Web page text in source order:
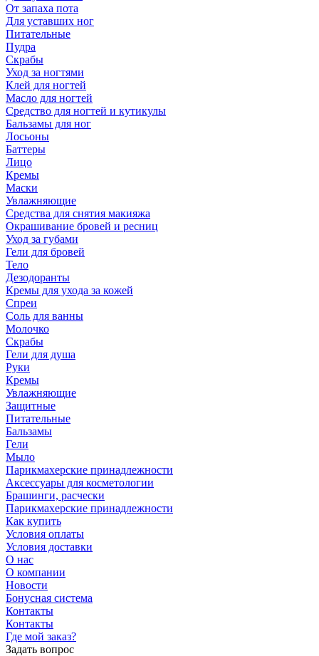
От запаха пота
Для уставших ног
Питательные
Пудра
Скрабы
Уход за ногтями
Клей для ногтей
Масло для ногтей
Средство для ногтей и кутикулы
Бальзамы для ног
Лосьоны
Баттеры
Лицо
Кремы
Маски
Увлажняющие
Средства для снятия макияжа
Окрашивание бровей и ресниц
Уход за губами
Гели для бровей
Тело
Дезодоранты
Кремы для ухода за кожей
Спреи
Соль для ванны
Молочко
Скрабы
Гели для душа
Руки
Кремы
Увлажняющие
Защитные
Питательные
Бальзамы
Гели
Мыло
Парикмахерские принадлежности
Аксессуары для косметологии
Брашинги, расчески
Парикмахерские принадлежности
Как купить
Условия оплаты
Условия доставки
О нас
О компании
Новости
Бонусная система
Контакты
Контакты
Где мой заказ?
Задать вопрос